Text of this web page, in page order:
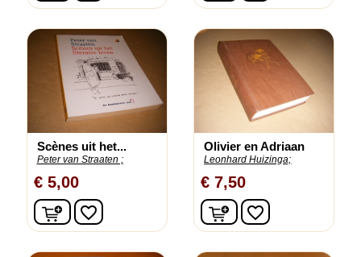
Scènes uit het...
Peter van Straaten ;
€ 5,00
In winkelwagen
favorite_border
Olivier en Adriaan
Leonhard Huizinga;
€ 7,50
In winkelwagen
favorite_border